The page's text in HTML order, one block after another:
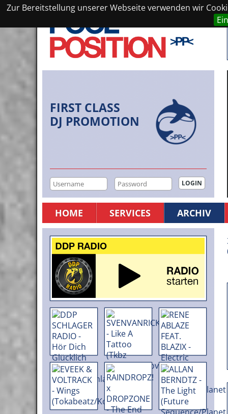
Zur Bereitstellung unserer Webseite verwenden wir
FIRST CLASS
DJ PROMOTION
HOME SERVICES ARCHIV